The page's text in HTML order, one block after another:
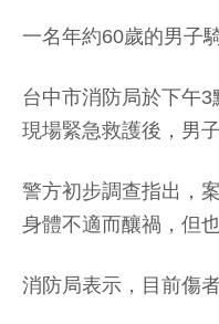
一名年約60歲的男子
台中市消防局於下午
現場緊急救護後，男
警方初步調查指出，
身體不適而釀禍，但
消防局表示，目前傷